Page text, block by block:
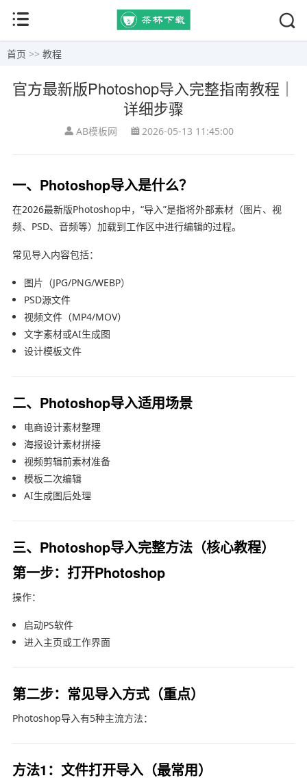
首页 >> 教程
官方最新版Photoshop导入完整指南教程｜
详细步骤
AB模板网 2026-05-13 11:45:00
一、Photoshop导入是什么？
在2026最新版Photoshop中，“导入”是指将外部素材（图片、视
频、PSD、音频等）加载到工作区中进行编辑的过程。
常见导入内容包括：
图片（JPG/PNG/WEBP）
PSD源文件
视频文件（MP4/MOV）
文字素材或AI生成图
设计模板文件
二、Photoshop导入适用场景
电商设计素材整理
海报设计素材拼接
视频剪辑前素材准备
模板二次编辑
AI生成图后处理
三、Photoshop导入完整方法（核心教程）
第一步：打开Photoshop
操作：
启动PS软件
进入主页或工作界面
第二步：常见导入方式（重点）
Photoshop导入有5种主流方法：
方法1：文件打开导入（最常用）